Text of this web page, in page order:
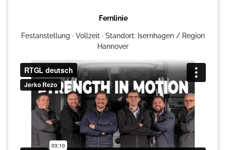
Fernlinie
Festanstellung · Vollzeit · Standort: Isernhagen / Region
Hannover